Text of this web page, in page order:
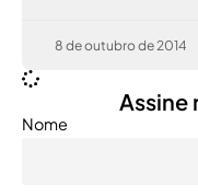
8 de outubro de 2014
Assine
Nome